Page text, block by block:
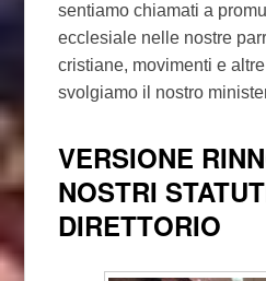
sentiamo chiamati a
ecclesiale nelle nostre
cristiane, movimenti e
svolgiamo il nostro
VERSIONE
NOSTRI
DIRETTORIO